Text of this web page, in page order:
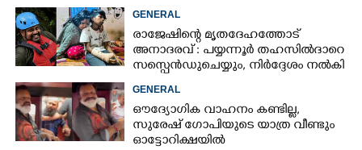
GENERAL
രാജേഷിന്റെ മൃതദേഹത്തോട്
അനാദരവ് : പയ്യന്നൂർ തഹസിൽദാറെ
സസ്പെൻഡുചെയ്യും, നിർദ്ദേശം നൽകി
GENERAL
ഔദ്യോഗിക വാഹനം കണ്ടില്ല,
സുരേഷ് ഗോപിയുടെ യാത്ര വീണ്ടും
ഓട്ടോറിക്ഷയിൽ